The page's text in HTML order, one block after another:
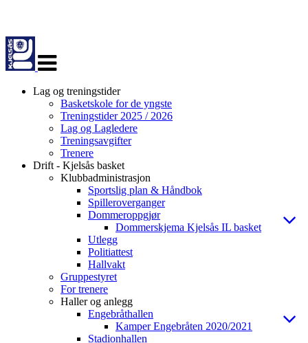
navigasjon
Lag og treningstider
Basketskole for de yngste
Treningstider 2025 / 2026
Lag og Lagledere
Treningsavgifter
Trenere
Drift - Kjelsås basket
Klubbadministrasjon
Sportslig plan & Håndbok
Spilleroverganger
Dommeroppgjør
Dommerskjema Kjelsås IL basket
Utlegg
Politiattest
Hallvakt
Gruppestyret
For trenere
Haller og anlegg
Engebråthallen
Kamper Engebråten 2020/2021
Stadionhallen